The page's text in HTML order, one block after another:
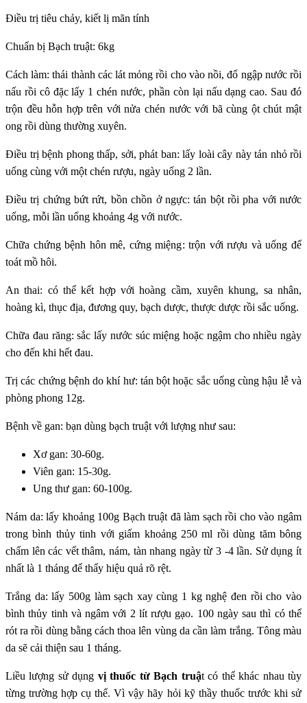
Điều trị tiêu chảy, kiết lị mãn tính
Chuẩn bị Bạch truật: 6kg
Cách làm: thái thành các lát mỏng rồi cho vào nồi, đổ ngập nước rồi
nấu rồi cô đặc lấy 1 chén nước, phần còn lại nấu dạng cao. Sau đó
trộn đều hỗn hợp trên với nửa chén nước với bã cùng ột chút mật
ong rồi dùng thường xuyên.
Điều trị bệnh phong thấp, sởi, phát ban: lấy loài cây này tán nhỏ rồi
uống cùng với một chén rượu, ngày uống 2 lần.
Điều trị chứng bứt rứt, bồn chồn ở ngực: tán bột rồi pha với nước
uống, mỗi lần uống khoảng 4g với nước.
Chữa chứng bệnh hôn mê, cứng miệng: trộn với rượu và uống để
toát mồ hôi.
An thai: có thể kết hợp với hoàng cầm, xuyên khung, sa nhân,
hoàng kì, thục địa, đương quy, bạch dược, thược dược rồi sắc uống.
Chữa đau răng: sắc lấy nước súc miệng hoặc ngậm cho nhiều ngày
cho đến khi hết đau.
Trị các chứng bệnh do khí hư: tán bột hoặc sắc uống cùng hậu lễ và
phòng phong 12g.
Bệnh về gan: bạn dùng bạch truật với lượng như sau:
Xơ gan: 30-60g.
Viên gan: 15-30g.
Ung thư gan: 60-100g.
Nám da: lấy khoảng 100g Bạch truật đã làm sạch rồi cho vào ngâm
trong bình thủy tinh với giấm khoảng 250 ml rồi dùng tăm bông
chấm lên các vết thâm, nám, tàn nhang ngày từ 3 -4 lần. Sử dụng ít
nhất là 1 tháng để thấy hiệu quả rõ rệt.
Trắng da: lấy 500g làm sạch xay cùng 1 kg nghệ đen rồi cho vào
bình thủy tinh và ngâm với 2 lít rượu gạo. 100 ngày sau thì có thể
rót ra rồi dùng bằng cách thoa lên vùng da cần làm trắng. Tông màu
da sẽ cải thiện sau 1 tháng.
Liều lượng sử dụng vị thuốc từ Bạch truật có thể khác nhau tùy
từng trường hợp cụ thể. Vì vậy hãy hỏi kỹ thầy thuốc trước khi sử